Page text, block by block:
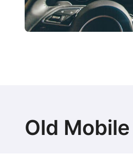
Old Mobile